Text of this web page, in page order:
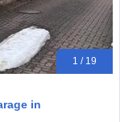
1 / 19
in